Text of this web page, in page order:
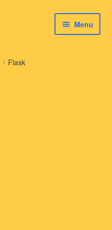
Menu
Flask